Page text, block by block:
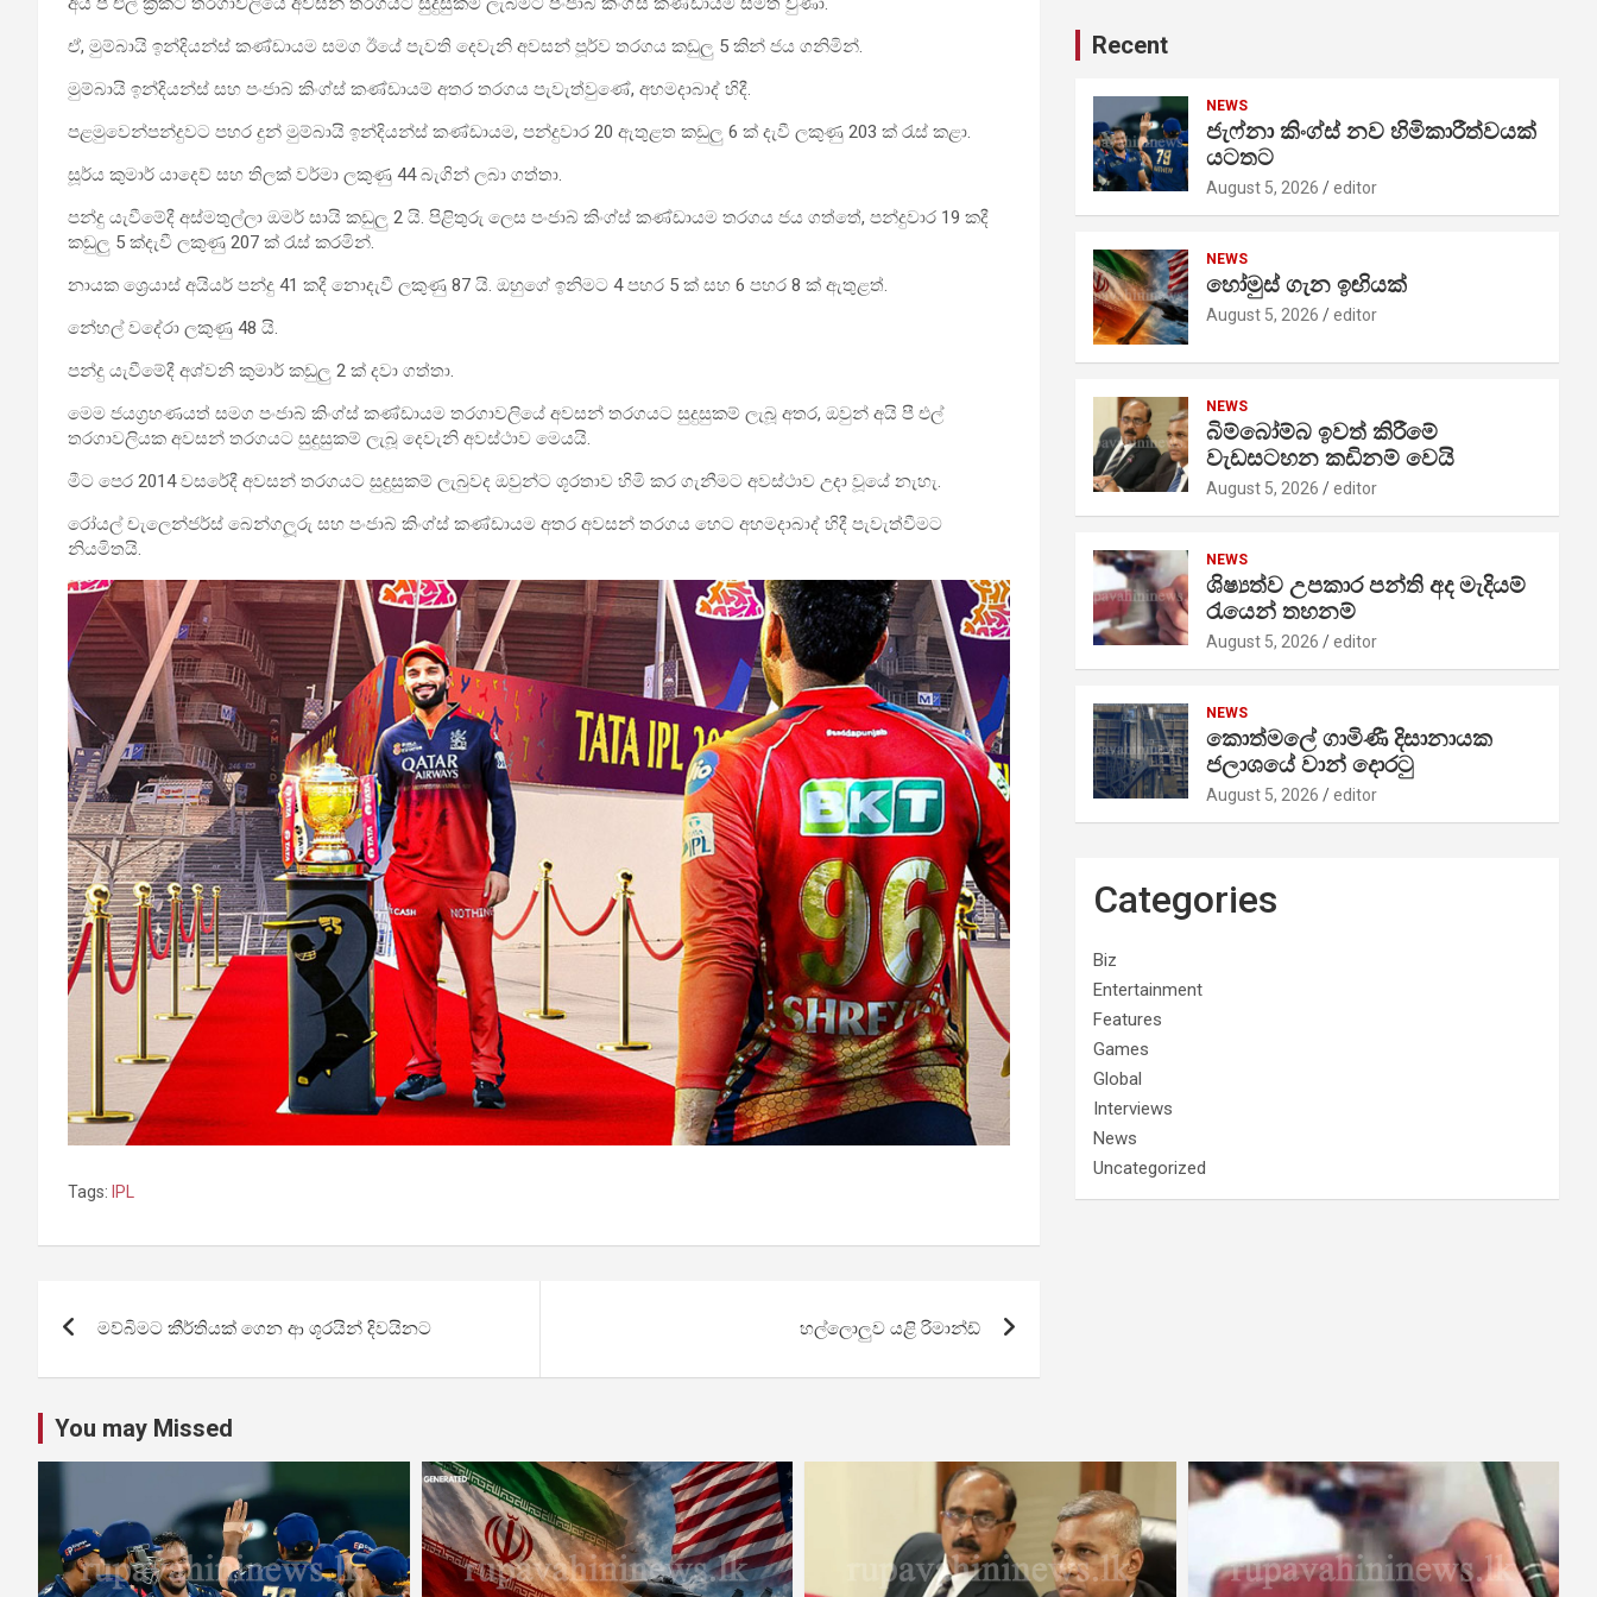
ඒ, මුම්බායි ඉන්දියන්ස් කණ්ඩායම සමග ඊයේ පැවති දෙවැනි අවසන් පූර්ව තරගය කඩුලු 5 කින් ජය ගනිමින්.
මුම්බායි ඉන්දියන්ස් සහ පංජාබ් කිංග්ස් කණ්ඩායම් අතර තරගය පැවැත්වුණේ, අහමදාබාද් හිදී.
පළමුවෙන්පන්දුවට පහර දුන් මුම්බායි ඉන්දියන්ස් කණ්ඩායම, පන්දුවාර 20 ඇතුළත කඩුලු 6 ක් දැවී ලකුණු 203 ක් රැස් කළා.
සූර්ය කුමාර් යාදෙව් සහ තිලක් වර්මා ලකුණු 44 බැගින් ලබා ගත්තා.
පන්දු යැවීමේදී අස්මතුල්ලා ඔමර් සායි කඩුලු 2 යි. පිළිතුරු ලෙස පංජාබ් කිංග්ස් කණ්ඩායම තරගය ජය ගත්තේ, පන්දුවාර 19 කදී
කඩුලු 5 ක්දැවී ලකුණු 207 ක් රැස් කරමින්.
නායක ශ්‍රෙයාස් අයියර් පන්දු 41 කදී නොදැවී ලකුණු 87 යි. ඔහුගේ ඉනිමට 4 පහර 5 ක් සහ 6 පහර 8 ක් ඇතුළත්.
නේහල් ‍වදේරා ලකුණු 48 යි.
පන්දු යැවීමේදී අශ්වනි කුමාර් කඩුලු 2 ක් දවා ගත්තා.
මෙම ජයග්‍රහණයත් සමග පංජාබ් කිංග්ස් කණ්ඩායම තරගාවලියේ අවසන් තරගයට සුදුසුකම් ලැබූ අතර, ඔවුන් අයි පී එල්
තරගාවලියක අවසන් තරගයට සුදුසුකම් ලැබූ දෙවැනි අවස්ථාව මෙයයි.
මීට‍ පෙර 2014 වසරේදී අවසන් තරගයට සුදුසුකම් ලැබුවද ඔවුන්ට ශූරතාව හිමි කර ගැනීමට අවස්ථාව උදා වූයේ නැහැ.
රෝයල් චැලෙන්ජර්ස් බෙන්ගලූරු සහ පංජාබ් කිංග්ස් කණ්ඩායම අතර අවසන් තරගය හෙට අහමදාබාද් හිදී පැවැත්වීමට
නියමිතයි.
Tags: IPL
මව්බිමට කීර්තියක් ගෙන ආ ශූරයින් දිවයිනට හල්ලොලුව යළි රිමාන්ඩ්
Recent
NEWS
ජැෆ්නා කිංග්ස් නව හිමිකාරීත්වයක්
යටතට
August 5, 2026 editor
NEWS
හෝමුස් ගැන ඉඟියක්
August 5, 2026 editor
NEWS
බිම්බෝම්බ ඉවත් කිරීමේ
වැඩසටහන කඩිනම් වෙයි
August 5, 2026 editor
NEWS
ශිෂ්‍යත්ව උපකාර පන්ති අද මැදියම්
රැයෙන් තහනම්
August 5, 2026 editor
NEWS
කොත්මලේ ගාමිණී දිසානායක
ජලාශයේ වාන් දොරටු
August 5, 2026 editor
Categories
Biz
Entertainment
Features
Games
Global
Interviews
News
Uncategorized
You may Missed